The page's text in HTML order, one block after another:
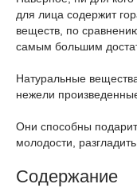
для лица содержит
веществ, по
самым большим
Натуральные
нежели
Они способны
молодости,
Содержание